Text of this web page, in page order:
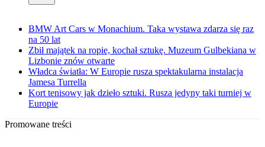
BMW Art Cars w Monachium. Taka wystawa zdarza się raz
na 50 lat
Zbił majątek na ropie, kochał sztukę. Muzeum Gulbekiana w
Lizbonie znów otwarte
Władca światła: W Europie rusza spektakularna instalacja
Jamesa Turrella
Kort tenisowy jak dzieło sztuki. Rusza jedyny taki turniej w
Europie
Promowane treści